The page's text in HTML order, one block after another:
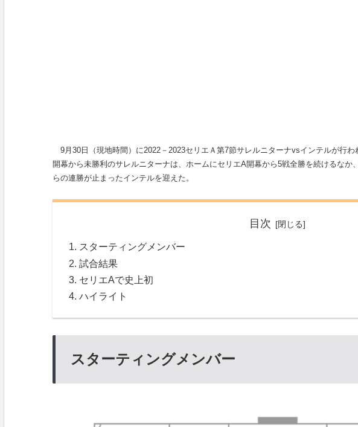
9月30日（現地時間）に2022－2023セリエＡ第7節サレルニターナvsインテルが行わ
開幕から未勝利のサレルニターナは、ホームにセリエA開幕から5戦全勝を続けるなか
らの連勝が止まったインテルを迎えた。
目次
スターティングメンバー
試合結果
セリエAで史上初
ハイライト
スターティングメンバー